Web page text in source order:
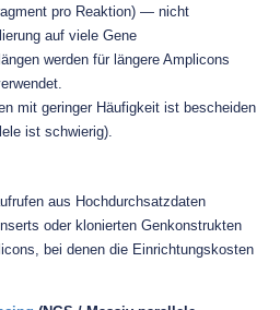
pro Reaktion) — nicht
auf viele Gene
werden für längere Amplicons
mit geringer Häufigkeit ist bescheiden
ist schwierig).
aus Hochdurchsatzdaten
oder klonierten Genkonstrukten
bei denen die Einrichtungskosten